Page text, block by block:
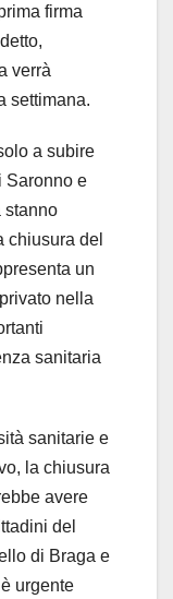
firma
verrà
settimana.
a subire
Saronno e
stanno
chiusura del
un
nella
sanitaria
sanitarie e
la chiusura
avere
del
di Braga e
urgente